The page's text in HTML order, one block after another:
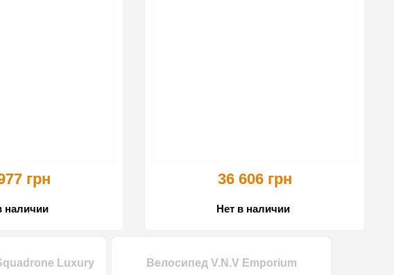
грн
наличии
36 606 грн
Нет в наличии
Luxury Велосипед V.N.V Emporium